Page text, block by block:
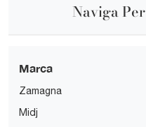
Naviga Per
Marca
Zamagna
Midj